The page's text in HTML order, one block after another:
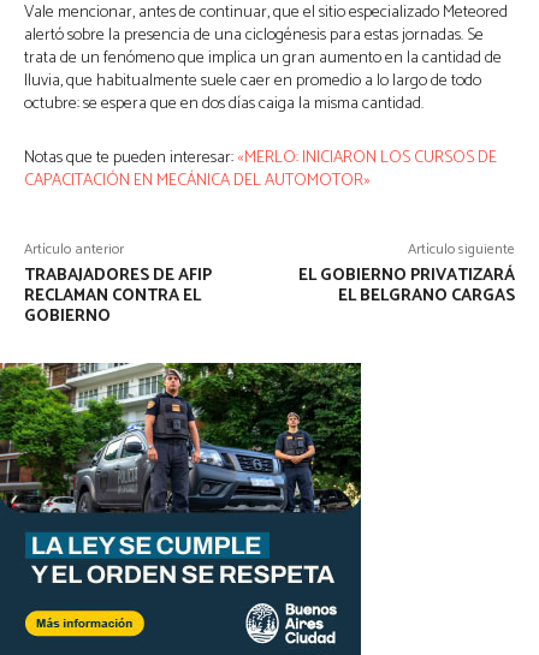
Vale mencionar, antes de continuar, que el sitio especializado Meteored
alertó sobre la presencia de una ciclogénesis para estas jornadas. Se
trata de un fenómeno que implica un gran aumento en la cantidad de
lluvia, que habitualmente suele caer en promedio a lo largo de todo
octubre: se espera que en dos días caiga la misma cantidad.
Notas que te pueden interesar:«MERLO: INICIARON LOS CURSOS DE
CAPACITACIÓN EN MECÁNICA DEL AUTOMOTOR»
Artículo anterior
TRABAJADORES DE AFIP
RECLAMAN CONTRA EL
GOBIERNO
Artículo siguiente
EL GOBIERNO PRIVATIZARÁ
EL BELGRANO CARGAS